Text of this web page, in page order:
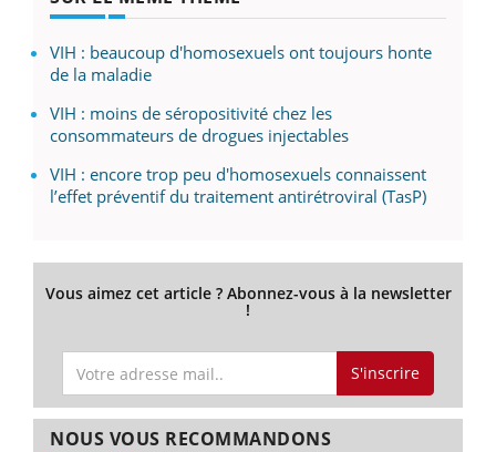
VIH : beaucoup d'homosexuels ont toujours honte
de la maladie
VIH : moins de séropositivité chez les
consommateurs de drogues injectables
VIH : encore trop peu d'homosexuels connaissent
l’effet préventif du traitement antirétroviral (TasP)
Vous aimez cet article ? Abonnez-vous à la newsletter
!
S'inscrire
NOUS VOUS RECOMMANDONS